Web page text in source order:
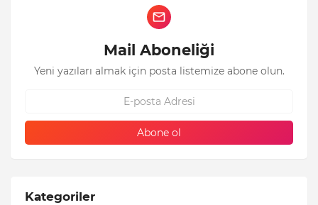
Mail Aboneliği
Yeni yazıları almak için posta listemize abone olun.
Kategoriler